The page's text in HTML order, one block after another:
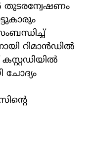
തുടരന്വേഷണം
റിമാന്‍ഡില്‍
ചോദ്യം